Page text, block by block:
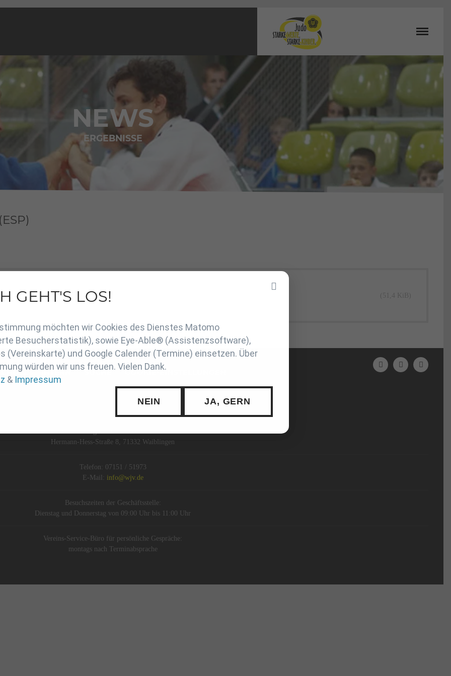
NEWS
ERGEBNISSE
(51,4 KiB)
INTERN SUCHE COOKIE-EINSTELLUNGEN
Hermann-Hess-Straße 8, 71332 Waiblingen
Telefon: 07151 / 51973
E-Mail: info@wjv.de
Besuchszeiten der Geschäftsstelle:
Dienstag und Donnerstag von 09:00 Uhr bis 11:00 Uhr
Vereins-Service-Büro für persönliche Gespräche:
montags nach Terminabsprache
GEHT'S LOS!
möchten wir Cookies des Dienstes Matomo
Besucherstatistik), sowie Eye-Able® (Assistenzsoftware),
(Vereinskarte) und Google Calender (Termine) einsetzen. Über
würden wir uns freuen. Vielen Dank.
& Impressum
NEIN JA, GERN